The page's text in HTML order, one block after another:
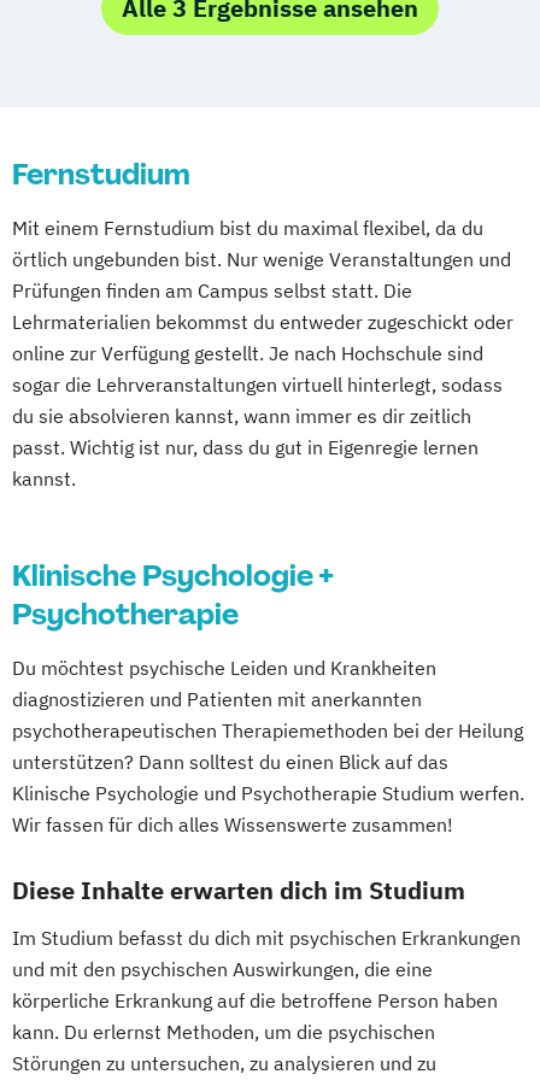
Psychologie mit Schwerpunkt
Psychologie mit Schwerpunkt
Psychologie mit Schwerpunkt
Pädagogische Psychologie
Wirtschaftspsychologie
Magdeburg Ostfildern
Psychosoziale Beratung in Sozialer Arbeit
Alle 3 Ergebnisse ansehen
Fernstudium
Mit einem Fernstudium bist du maximal flexibel, da du
örtlich ungebunden bist. Nur wenige Veranstaltungen und
Prüfungen finden am Campus selbst statt. Die
Lehrmaterialien bekommst du entweder zugeschickt oder
online zur Verfügung gestellt. Je nach Hochschule sind
sogar die Lehrveranstaltungen virtuell hinterlegt, sodass
du sie absolvieren kannst, wann immer es dir zeitlich
passt. Wichtig ist nur, dass du gut in Eigenregie lernen
kannst.
Klinische Psychologie +
Psychotherapie
Du möchtest psychische Leiden und Krankheiten
diagnostizieren und Patienten mit anerkannten
psychotherapeutischen Therapiemethoden bei der Heilung
unterstützen? Dann solltest du einen Blick auf das
Klinische Psychologie und Psychotherapie Studium werfen.
Wir fassen für dich alles Wissenswerte zusammen!
Diese Inhalte erwarten dich im Studium
Im Studium befasst du dich mit psychischen Erkrankungen
und mit den psychischen Auswirkungen, die eine
körperliche Erkrankung auf die betroffene Person haben
kann. Du erlernst Methoden, um die psychischen
Störungen zu untersuchen, zu analysieren und zu